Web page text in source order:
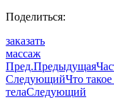
Поделиться:
заказать
массаж
Пред.Предыдущая
СледующийЧто
телаСледующий